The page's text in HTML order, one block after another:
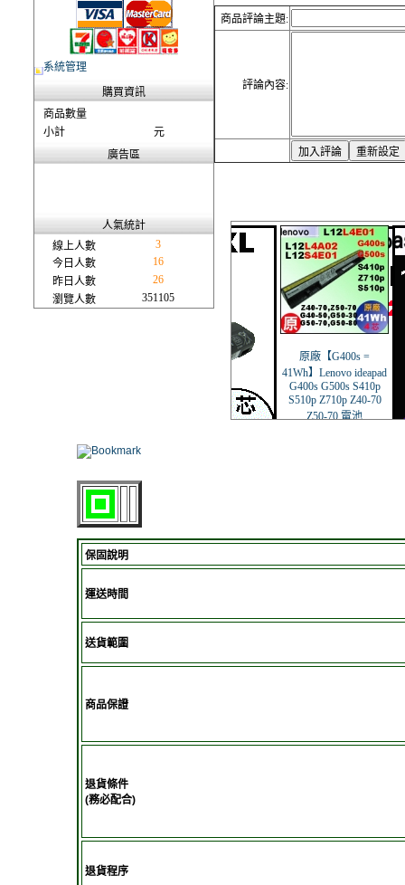
系統管理
購買資訊
商品數量
小計
元
廣告區
人氣統計
線上人數
3
今日人數
16
昨日人數
26
瀏覽人數
351105
商品評論主題:
評論內容:
保固說明
運送時間
送貨範圍
商品保證
退貨條件
(務必配合)
退貨程序